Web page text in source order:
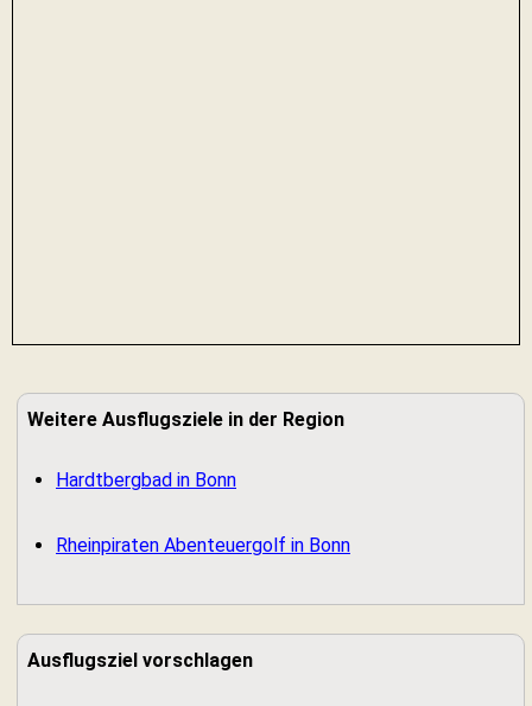
Weitere Ausflugsziele in der Region
Hardtbergbad in Bonn
Rheinpiraten Abenteuergolf in Bonn
Ausflugsziel vorschlagen